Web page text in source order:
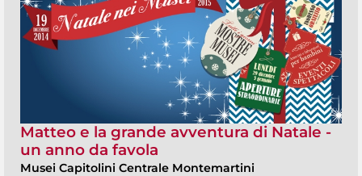
Matteo e la grande avventura di Natale -
un anno da favola
Musei Capitolini Centrale Montemartini